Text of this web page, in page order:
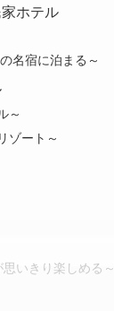
ホテル
名宿に泊まる～
～
ゾート～
いきり楽しめる～